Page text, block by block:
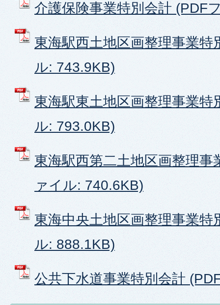
介護保険事業特別会計 (PDF
東海駅西土地区画整理事業特
ル: 743.9KB)
東海駅東土地区画整理事業特
ル: 793.0KB)
東海駅西第二土地区画整理事
ァイル: 740.6KB)
東海中央土地区画整理事業特
ル: 888.1KB)
公共下水道事業特別会計